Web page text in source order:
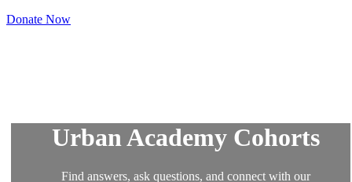
Donate Now
Urban Academy Cohorts
Find answers, ask questions, and connect with our